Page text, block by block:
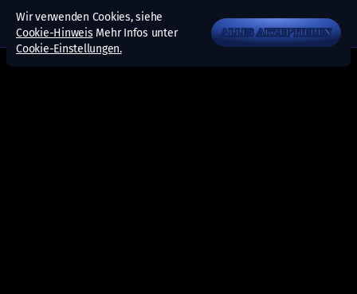
Wir verwenden Cookies, siehe
Cookie-Hinweis Mehr Infos unter
Cookie-Einstellungen.
ALLES AKZEPTIEREN